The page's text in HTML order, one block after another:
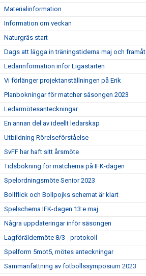
Materialinformation
Information om veckan
Naturgräs start
Dags att lägga in träningstiderna maj och framåt
Ledarinformation inför Ligastarten
Vi förlänger projektanställningen på Erik
Planbokningar för matcher säsongen 2023
Ledarmötesanteckningar
En annan del av ideellt ledarskap
Utbildning Rörelseförståelse
SvFF har haft sitt årsmöte
Tidsbokning för matcherna på IFK-dagen
Spelordningsmöte Senior 2023
Bollflick och Bollpojks schemat är klart
Spelschema IFK-dagen 13:e maj
Några uppdateringar inför säsongen
Lagföräldermöte 8/3 - protokoll
Spelform 5mot5, mötes anteckningar
Sammanfattning av fotbollssymposium 2023